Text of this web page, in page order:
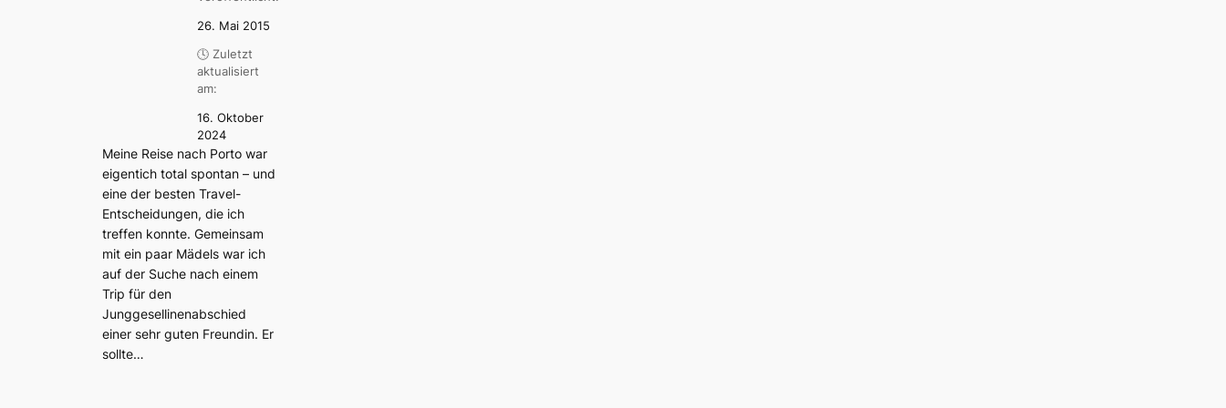
26. Mai 2015
🕓 Zuletzt
aktualisiert
am:
16. Oktober
2024
Meine Reise nach Porto war
eigentich total spontan – und
eine der besten Travel-
Entscheidungen, die ich
treffen konnte. Gemeinsam
mit ein paar Mädels war ich
auf der Suche nach einem
Trip für den
Junggesellinenabschied
einer sehr guten Freundin. Er
sollte…